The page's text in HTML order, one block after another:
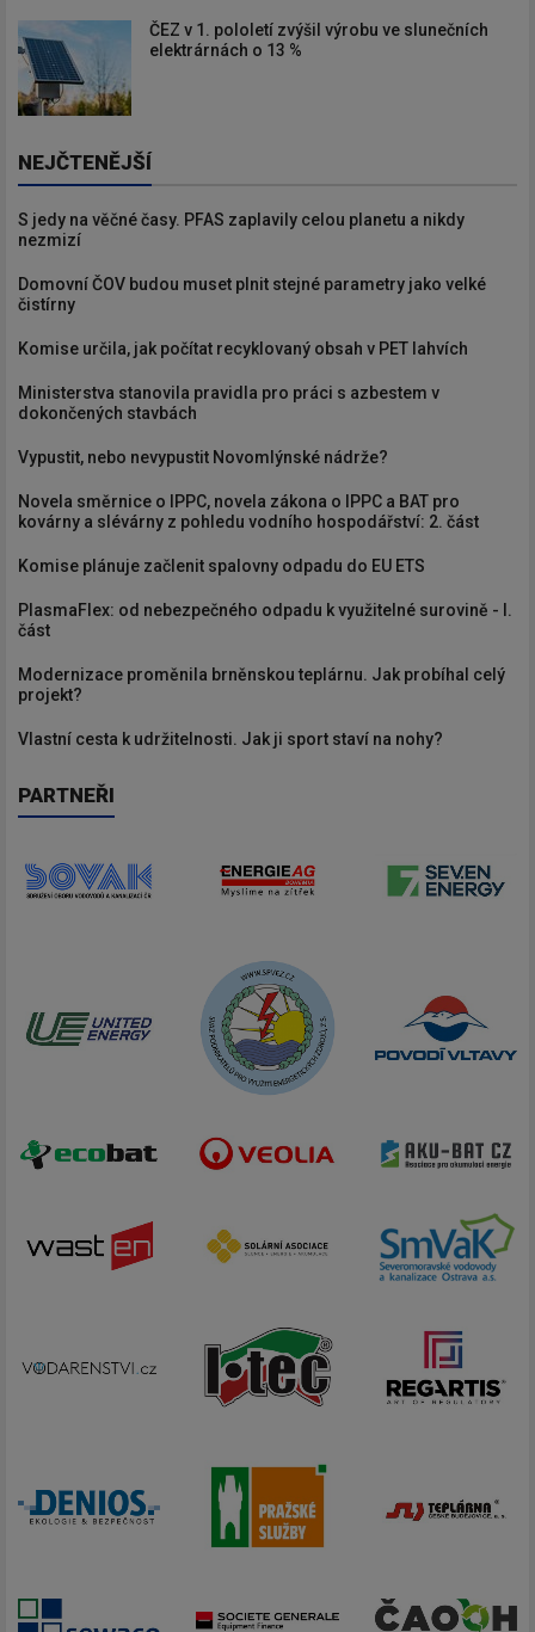
ČEZ v 1. pololetí zvýšil výrobu ve slunečních
elektrárnách o 13 %
NEJČTENĚJŠÍ
S jedy na věčné časy. PFAS zaplavily celou planetu a nikdy
nezmizí
Domovní ČOV budou muset plnit stejné parametry jako velké
čistírny
Komise určila, jak počítat recyklovaný obsah v PET lahvích
Ministerstva stanovila pravidla pro práci s azbestem v
dokončených stavbách
Vypustit, nebo nevypustit Novomlýnské nádrže?
Novela směrnice o IPPC, novela zákona o IPPC a BAT pro
kovárny a slévárny z pohledu vodního hospodářství: 2. část
Komise plánuje začlenit spalovny odpadu do EU ETS
PlasmaFlex: od nebezpečného odpadu k využitelné surovině - I.
část
Modernizace proměnila brněnskou teplárnu. Jak probíhal celý
projekt?
Vlastní cesta k udržitelnosti. Jak ji sport staví na nohy?
PARTNEŘI